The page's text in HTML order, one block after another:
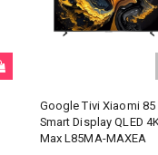
Google Tivi Xiaomi
Smart Display QLED
Max L85MA-MAXEA